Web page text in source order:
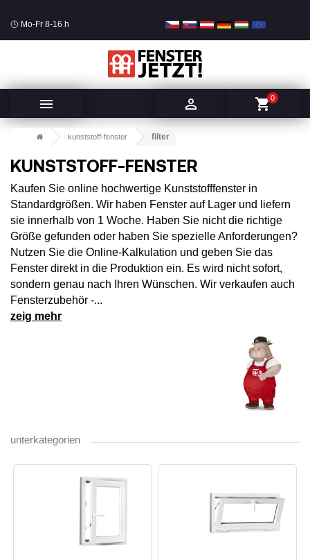
Mo-Fr 8-16 h
  shopping_cart0
kunststoff-fenster filter
KUNSTSTOFF-FENSTER
Kaufen Sie online hochwertige Kunststofffenster in
Standardgrößen. Wir haben Fenster auf Lager und liefern
sie innerhalb von 1 Woche. Haben Sie nicht die richtige
Größe gefunden oder haben Sie spezielle Anforderungen?
Nutzen Sie die Online-Kalkulation und geben Sie das
Fenster direkt in die Produktion ein. Es wird nicht sofort,
sondern genau nach Ihren Wünschen. Wir verkaufen auch
Fensterzubehör -...
zeig mehr
unterkategorien